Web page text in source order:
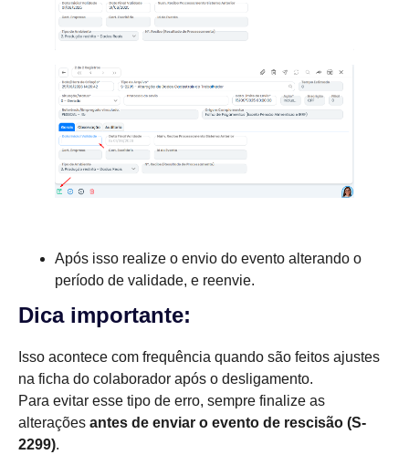
Após isso realize o envio do evento alterando o
período de validade, e reenvie.
Dica importante:
Isso acontece com frequência quando são feitos ajustes
na ficha do colaborador após o desligamento.
Para evitar esse tipo de erro, sempre finalize as
alterações antes de enviar o evento de rescisão (S-
2299).